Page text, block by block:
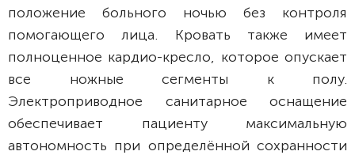
положение больного ночью без контроля
помогающего лица. Кровать также имеет
полноценное кардио-кресло, которое опускает
все ножные сегменты к полу.
Электроприводное санитарное оснащение
обеспечивает пациенту максимальную
автономность при определённой сохранности